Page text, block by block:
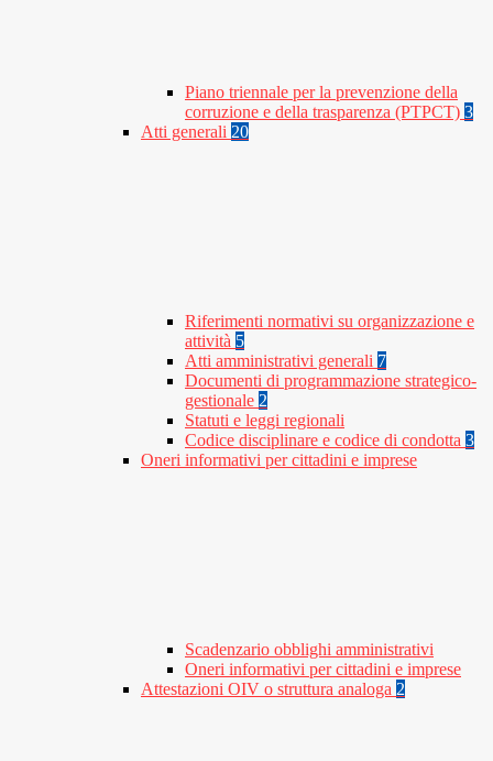
Piano triennale per la prevenzione della
corruzione e della trasparenza (PTPCT) 3
Atti generali 20
Riferimenti normativi su organizzazione e
attività 5
Atti amministrativi generali 7
Documenti di programmazione strategico-
gestionale 2
Statuti e leggi regionali
Codice disciplinare e codice di condotta 3
Oneri informativi per cittadini e imprese
Scadenzario obblighi amministrativi
Oneri informativi per cittadini e imprese
Attestazioni OIV o struttura analoga 2